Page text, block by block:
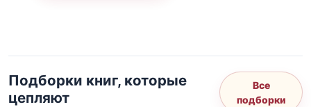
Подборки книг, которые
цепляют
Все
подборки